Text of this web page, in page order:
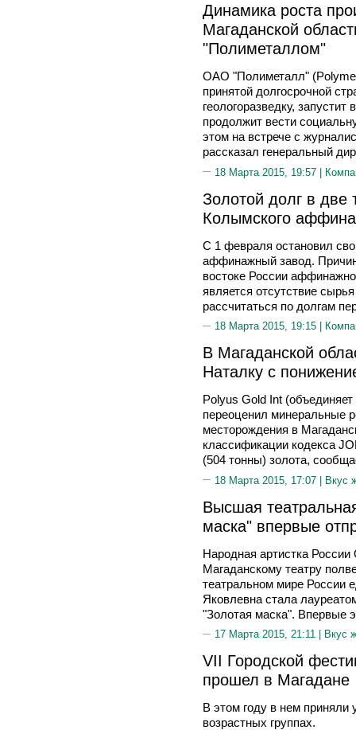
Динамика роста
Магаданской
"Полиметаллом"
ОАО "Полиметалл"
принятой долгосрочной
геологоразведку,
продолжит вести
этом на встрече с
рассказал генеральный
18 Марта 2015, 19:57 |
Золотой долг в две
Колымского
С 1 февраля остановил
аффинажный завод.
востоке России
является отсутствие
рассчитаться по долгам
18 Марта 2015, 19:15 |
В Магаданской
Наталку с
Polyus Gold Int
переоценил минеральные
месторождения в
классификации кодекса
(504 тонны) золота,
18 Марта 2015, 17:07 | Вкус
Высшая
маска" впервые
Народная артистка
Магаданскому театру
театральном мире России
Яковлевна стала
"Золотая маска". Впервые
17 Марта 2015, 21:11 | Вкус
VII Городской
прошел в Магадане
В этом году в нем приняли
возрастных группах.